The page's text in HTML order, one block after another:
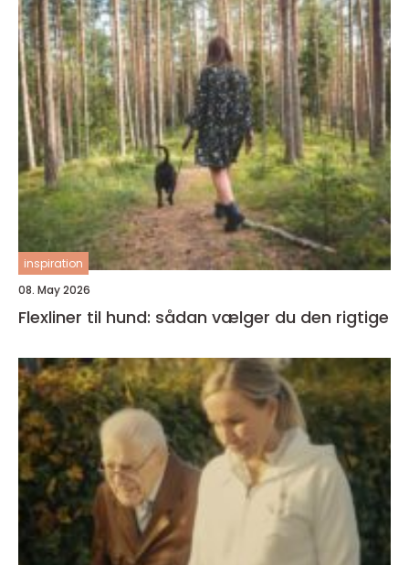
inspiration
08. May 2026
Flexliner til hund: sådan vælger du den rigtige